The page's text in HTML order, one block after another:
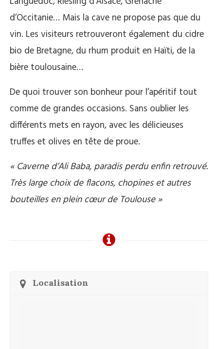
d’Occitanie… Mais la cave ne propose pas que du
vin. Les visiteurs retrouveront également du cidre
bio de Bretagne, du rhum produit en Haïti, de la
bière toulousaine…
De quoi trouver son bonheur pour l’apéritif tout
comme de grandes occasions. Sans oublier les
différents mets en rayon, avec les délicieuses
truffes et olives en tête de proue.
« Caverne d’Ali Baba, paradis perdu enfin retrouvé.
Très large choix de flacons, chopines et autres
bouteilles en plein cœur de Toulouse »
Localisation